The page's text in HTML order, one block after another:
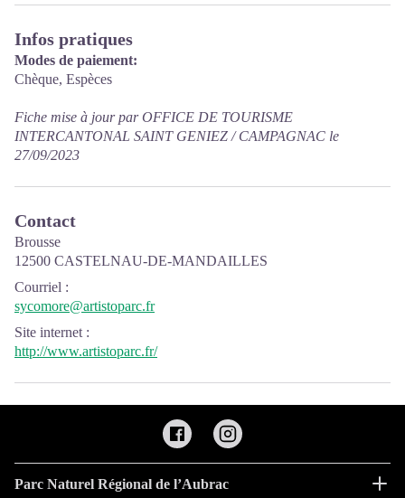
Infos pratiques
Modes de paiement:
Chèque, Espèces
Fiche mise à jour par OFFICE DE TOURISME
INTERCANTONAL SAINT GENIEZ / CAMPAGNAC le
27/09/2023
Contact
Brousse
12500 CASTELNAU-DE-MANDAILLES
Courriel :
sycomore@artistoparc.fr
Site internet :
http://www.artistoparc.fr/
Parc Naturel Régional de l’Aubrac